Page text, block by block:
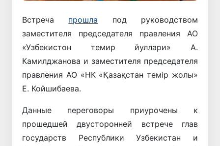
Встреча прошла под руководством
заместителя председателя правления АО
«Узбекистон темир йуллари» А.
Камилджанова и заместителя председателя
правления АО «НК «Қазақстан темiр жолы»
Е. Койшибаева.
Данные переговоры приурочены к
прошедшей двусторонней встрече глав
государств Республики Узбекистан и